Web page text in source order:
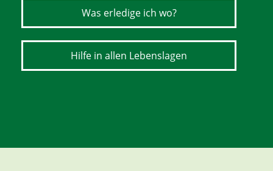
Was erledige ich wo?
Hilfe in allen Lebenslagen